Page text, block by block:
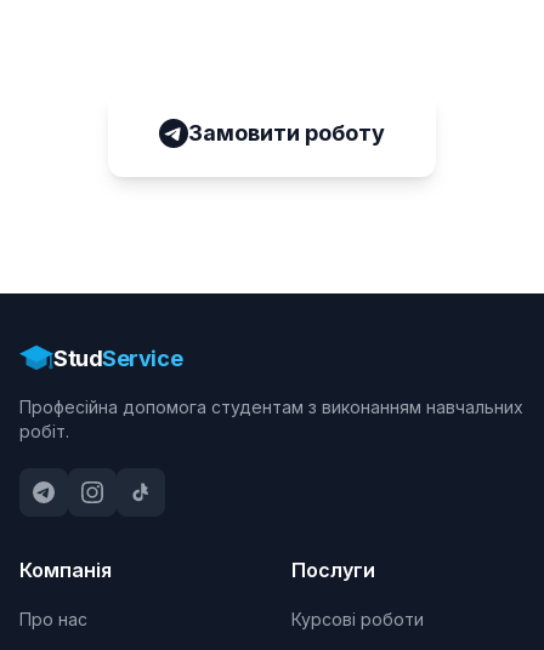
Замовити роботу
StudService
Професійна допомога студентам з виконанням навчальних
робіт.
Компанія
Про нас
Послуги
Курсові роботи